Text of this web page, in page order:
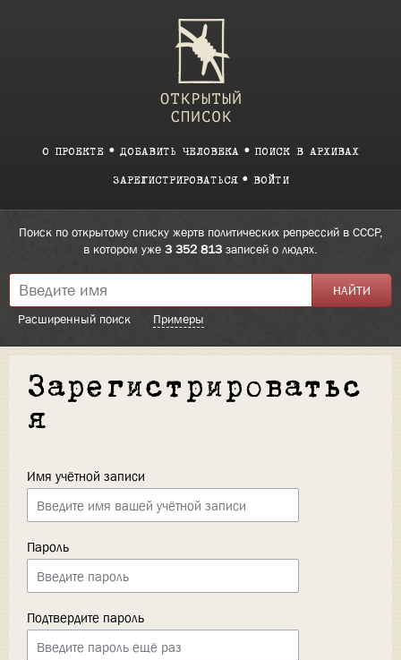
О ПРОЕКТЕ ДОБАВИТЬ ЧЕЛОВЕКА ПОИСК В АРХИВАХ
ЗАРЕГИСТРИРОВАТЬСЯ ВОЙТИ
Поиск по открытому списку жертв политических репрессий в СССР,
в котором уже 3 352 813 записей о людях.
Расширенный поиск Примеры
Зарегистрироватьс
я
Имя учётной записи
Пароль
Подтвердите пароль